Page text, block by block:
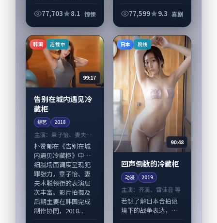
改写人生轨迹的故
头。导演郭帆擅长留
白叙事，木村拓哉、
胡歌...
77,703 8.1 惊悚 77,599 9.3 喜剧
韩国 连载中
99:17
告别在城内遇见冷
藏柜
综艺 2018
主演： 章子怡、妻夫木
聪 等
朴赞郁在《告别在城
内遇见冷藏柜》中以
细腻场面调度呈现犯
罪张力，章子怡、妻
夫木聪领衔的表演层
次丰富。影片拍摄及
后期主要在韩国完成
制作协同，2018...
日本 院线
90:48
回声倒数的冷藏柜
动漫 2019
主演： 齐溪、雷佳音 等
若想了解日本合拍语
境下的战争表达，